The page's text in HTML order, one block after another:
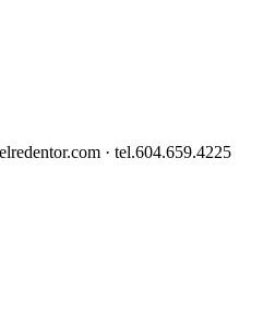
· tel.604.659.4225